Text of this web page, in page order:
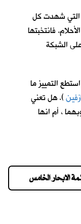
التي شهدت كل
فانتخبتها
الشبكة
التمييز ما
). هل تعني
، أم انها
الابحار الخامس